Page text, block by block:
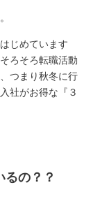
じめています
ろそろ転職活動
つまり秋冬に行
社がお得な『３
の？？